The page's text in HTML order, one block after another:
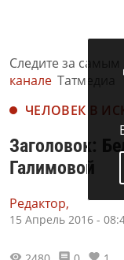
Следите за
канале Татмедиа
ЧЕЛОВЕК В
Заголовок:
Галимовой
Редактор,
15 Апрель 2016 -